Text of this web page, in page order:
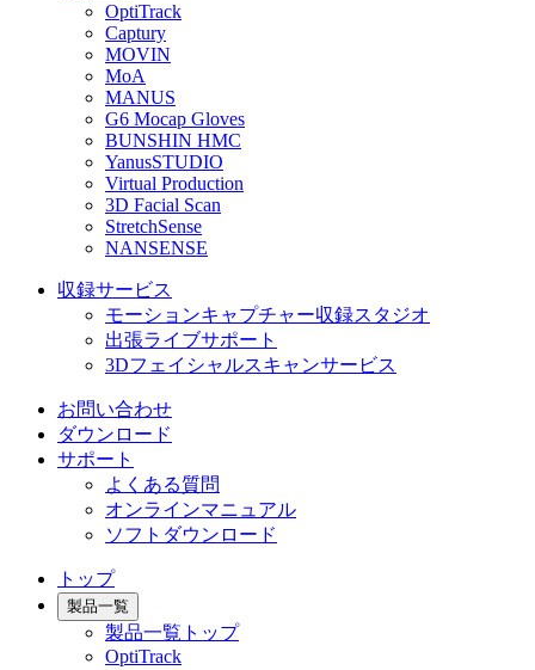
OptiTrack
Captury
MOVIN
MoA
MANUS
G6 Mocap Gloves
BUNSHIN HMC
YanusSTUDIO
Virtual Production
3D Facial Scan
StretchSense
NANSENSE
収録サービス
モーションキャプチャー収録スタジオ
出張ライブサポート
3Dフェイシャルスキャンサービス
お問い合わせ
ダウンロード
サポート
よくある質問
オンラインマニュアル
ソフトダウンロード
トップ
製品一覧
製品一覧トップ
OptiTrack